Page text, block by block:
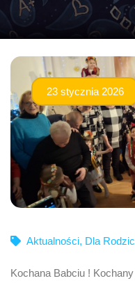
23 stycznia 2026
Aktualności, Dla
Kochana Babciu !